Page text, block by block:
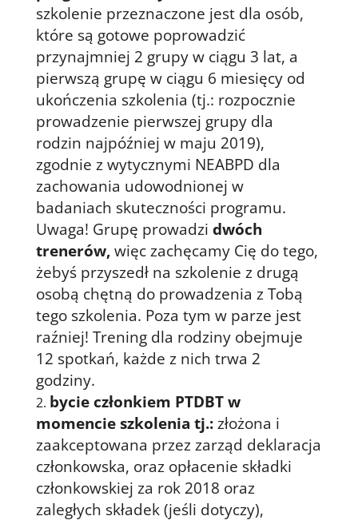
szkolenie przeznaczone jest dla osób,
które są gotowe poprowadzić
przynajmniej 2 grupy w ciągu 3 lat, a
pierwszą grupę w ciągu 6 miesięcy od
ukończenia szkolenia (tj.: rozpocznie
prowadzenie pierwszej grupy dla
rodzin najpóźniej w maju 2019),
zgodnie z wytycznymi NEABPD dla
zachowania udowodnionej w
badaniach skuteczności programu.
Uwaga! Grupę prowadzi dwóch
trenerów,więc zachęcamy Cię do tego,
żebyś przyszedł na szkolenie z drugą
osobą chętną do prowadzenia z Tobą
tego szkolenia. Poza tym w parze jest
raźniej! Trening dla rodziny obejmuje
12 spotkań, każde z nich trwa 2
godziny.
bycie członkiem PTDBT w
momencie szkolenia tj.: złożona i
zaakceptowana przez zarząd deklaracja
członkowska, oraz opłacenie składki
członkowskiej za rok 2018 oraz
zaległych składek (jeśli dotyczy),